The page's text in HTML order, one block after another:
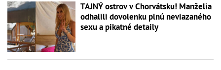
TAJNÝ ostrov v Chorvátsku! Manželia
odhalili dovolenku plnú neviazaného
sexu a pikatné detaily